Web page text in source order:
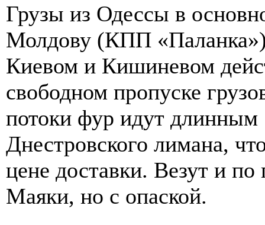
Грузы из Одессы в
Молдову (КПП
Киевом и Кишиневом
свободном пропуске
потоки фур идут длинным
Днестровского лимана,
цене доставки. Везут и
Маяки, но с опаской.